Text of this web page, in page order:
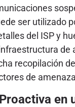
ser utilizado
del ISP y
recopilación
de
en